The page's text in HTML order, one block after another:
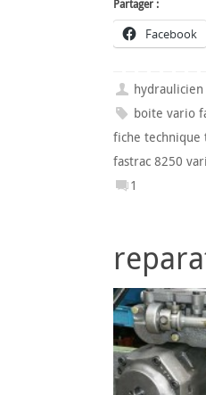
Partager :
Facebook
hydraulicien
boite vario
fiche
fastrac 8250
1